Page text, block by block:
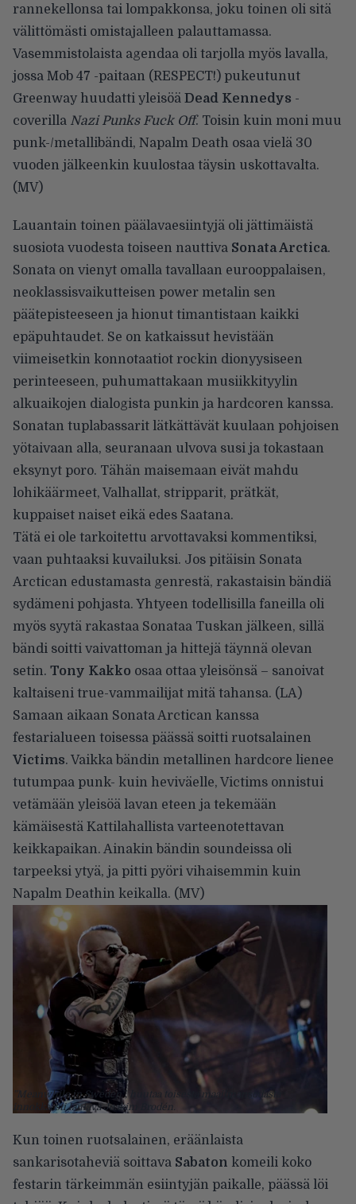
rannekellonsa tai lompakkonsa, joku toinen oli sitä
välittömästi omistajalleen palauttamassa.
Vasemmistolaista agendaa oli tarjolla myös lavalla,
jossa Mob 47 -paitaan (RESPECT!) pukeutunut
Greenway huudatti yleisöä Dead Kennedys -
coverilla Nazi Punks Fuck Off. Toisin kuin moni muu
punk-/metallibändi, Napalm Death osaa vielä 30
vuoden jälkeenkin kuulostaa täysin uskottavalta.
(MV)
Lauantain toinen päälavaesiintyjä oli jättimäistä
suosiota vuodesta toiseen nauttiva Sonata Arctica.
Sonata on vienyt omalla tavallaan eurooppalaisen,
neoklassisvaikutteisen power metalin sen
päätepisteeseen ja hionut timantistaan kaikki
epäpuhtaudet. Se on katkaissut hevistään
viimeisetkin konnotaatiot rockin dionyysiseen
perinteeseen, puhumattakaan musiikkityylin
alkuaikojen dialogista punkin ja hardcoren kanssa.
Sonatan tuplabassarit lätkättävät kuulaan pohjoisen
yötaivaan alla, seuranaan ulvova susi ja tokastaan
eksynyt poro. Tähän maisemaan eivät mahdu
lohikäärmeet, Valhallat, stripparit, prätkät,
kuppaiset naiset eikä edes Saatana.
Tätä ei ole tarkoitettu arvottavaksi kommentiksi,
vaan puhtaaksi kuvailuksi. Jos pitäisin Sonata
Arctican edustamasta genrestä, rakastaisin bändiä
sydämeni pohjasta. Yhtyeen todellisilla faneilla oli
myös syytä rakastaa Sonataa Tuskan jälkeen, sillä
bändi soitti vaivattoman ja hittejä täynnä olevan
setin. Tony Kakko osaa ottaa yleisönsä – sanoivat
kaltaiseni true-vammailijat mitä tahansa. (LA)
Samaan aikaan Sonata Arctican kanssa
festarialueen toisessa päässä soitti ruotsalainen
Victims. Vaikka bändin metallinen hardcore lienee
tutumpaa punk- kuin heviväelle, Victims onnistui
vetämään yleisöä lavan eteen ja tekemään
kämäisestä Kattilahallista varteenotettavan
keikkapaikan. Ainakin bändin soundeissa oli
tarpeeksi ytyä, ja pitti pyöri vihaisemmin kuin
Napalm Deathin keikalla. (MV)
”Meanwhile in Sweden”, huutaa toisesta maailmansodasta
innokkaasti laulava Joakim Brodén.
Kun toinen ruotsalainen, eräänlaista
sankarisotaheviä soittava Sabaton komeili koko
festarin tärkeimmän esiintyjän paikalle, päässä löi